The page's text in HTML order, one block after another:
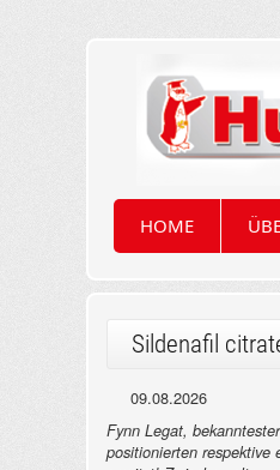
HOME
Sildenafil
09.08.2026
Fynn Legat,
positionierten respektive